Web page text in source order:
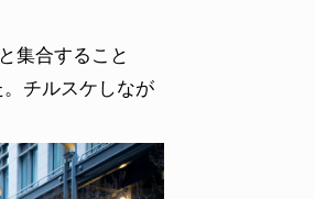
集合すること
チルスケしなが